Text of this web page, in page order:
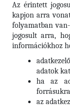
Az érintett
kapjon arra
folyamatban
jogosult arra,
információkhoz
adatok
ha az
az